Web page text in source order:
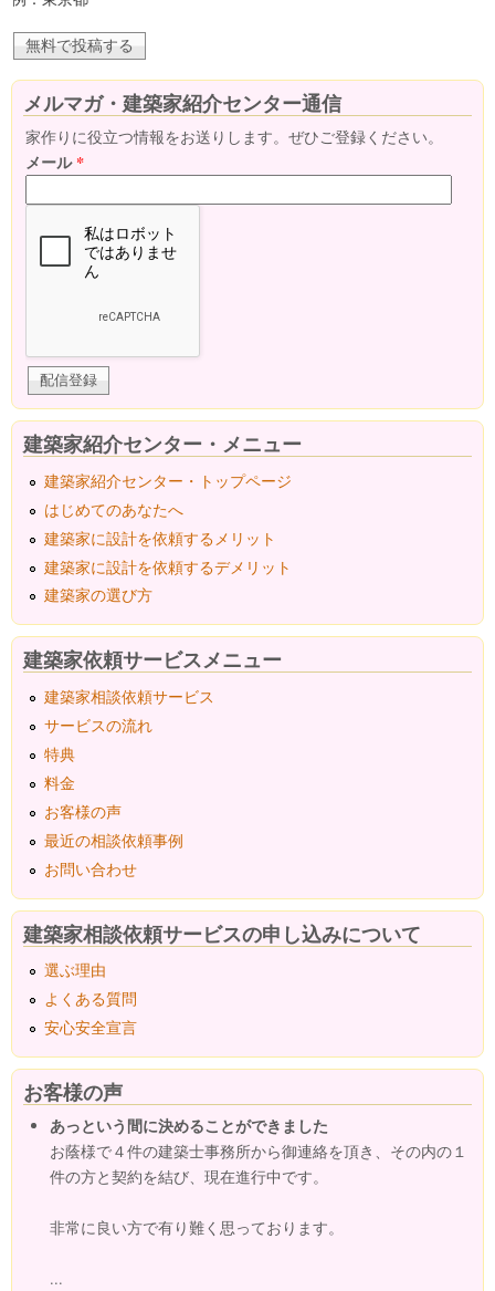
メルマガ・建築家紹介センター通信
家作りに役立つ情報をお送りします。ぜひご登録ください。
メール*
建築家紹介センター・メニュー
建築家紹介センター・トップページ
はじめてのあなたへ
建築家に設計を依頼するメリット
建築家に設計を依頼するデメリット
建築家の選び方
建築家依頼サービスメニュー
建築家相談依頼サービス
サービスの流れ
特典
料金
お客様の声
最近の相談依頼事例
お問い合わせ
建築家相談依頼サービスの申し込みについて
選ぶ理由
よくある質問
安心安全宣言
お客様の声
あっという間に決めることができました
お蔭様で４件の建築士事務所から御連絡を頂き、その内の１
件の方と契約を結び、現在進行中です。
非常に良い方で有り難く思っております。
...